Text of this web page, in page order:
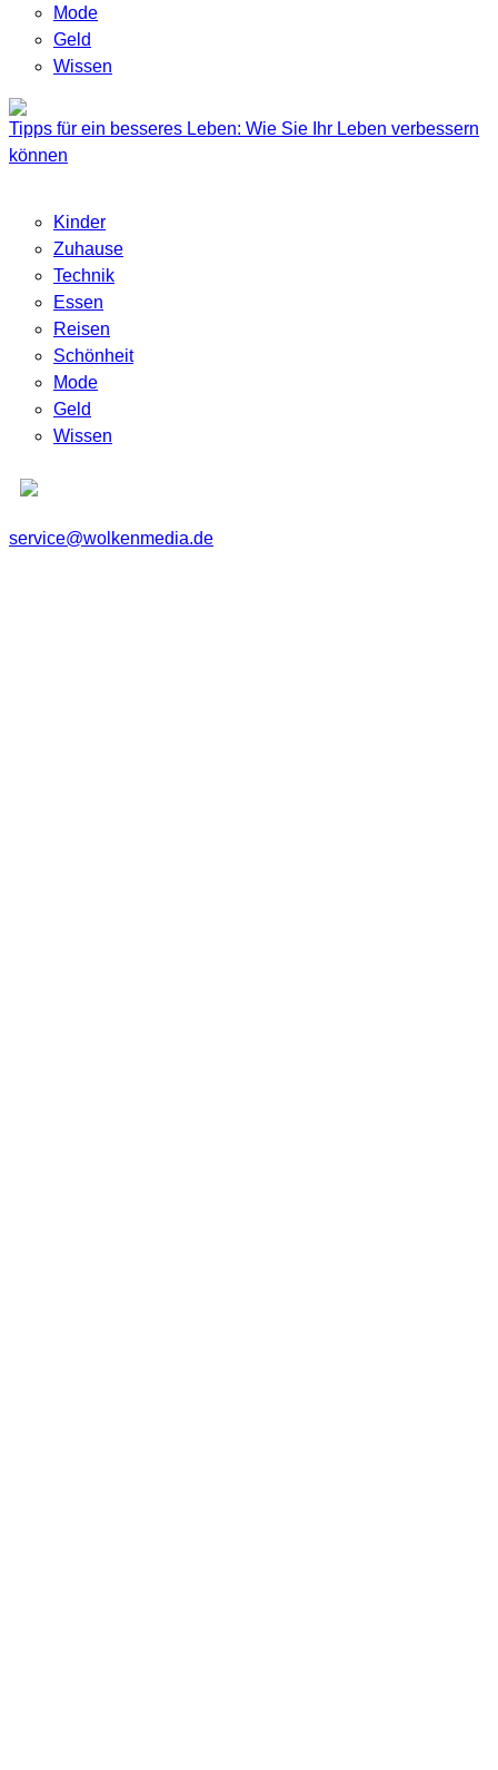
Mode
Geld
Wissen
Tipps für ein besseres Leben: Wie Sie Ihr Leben verbessern
können
Kinder
Zuhause
Technik
Essen
Reisen
Schönheit
Mode
Geld
Wissen
service@wolkenmedia.de